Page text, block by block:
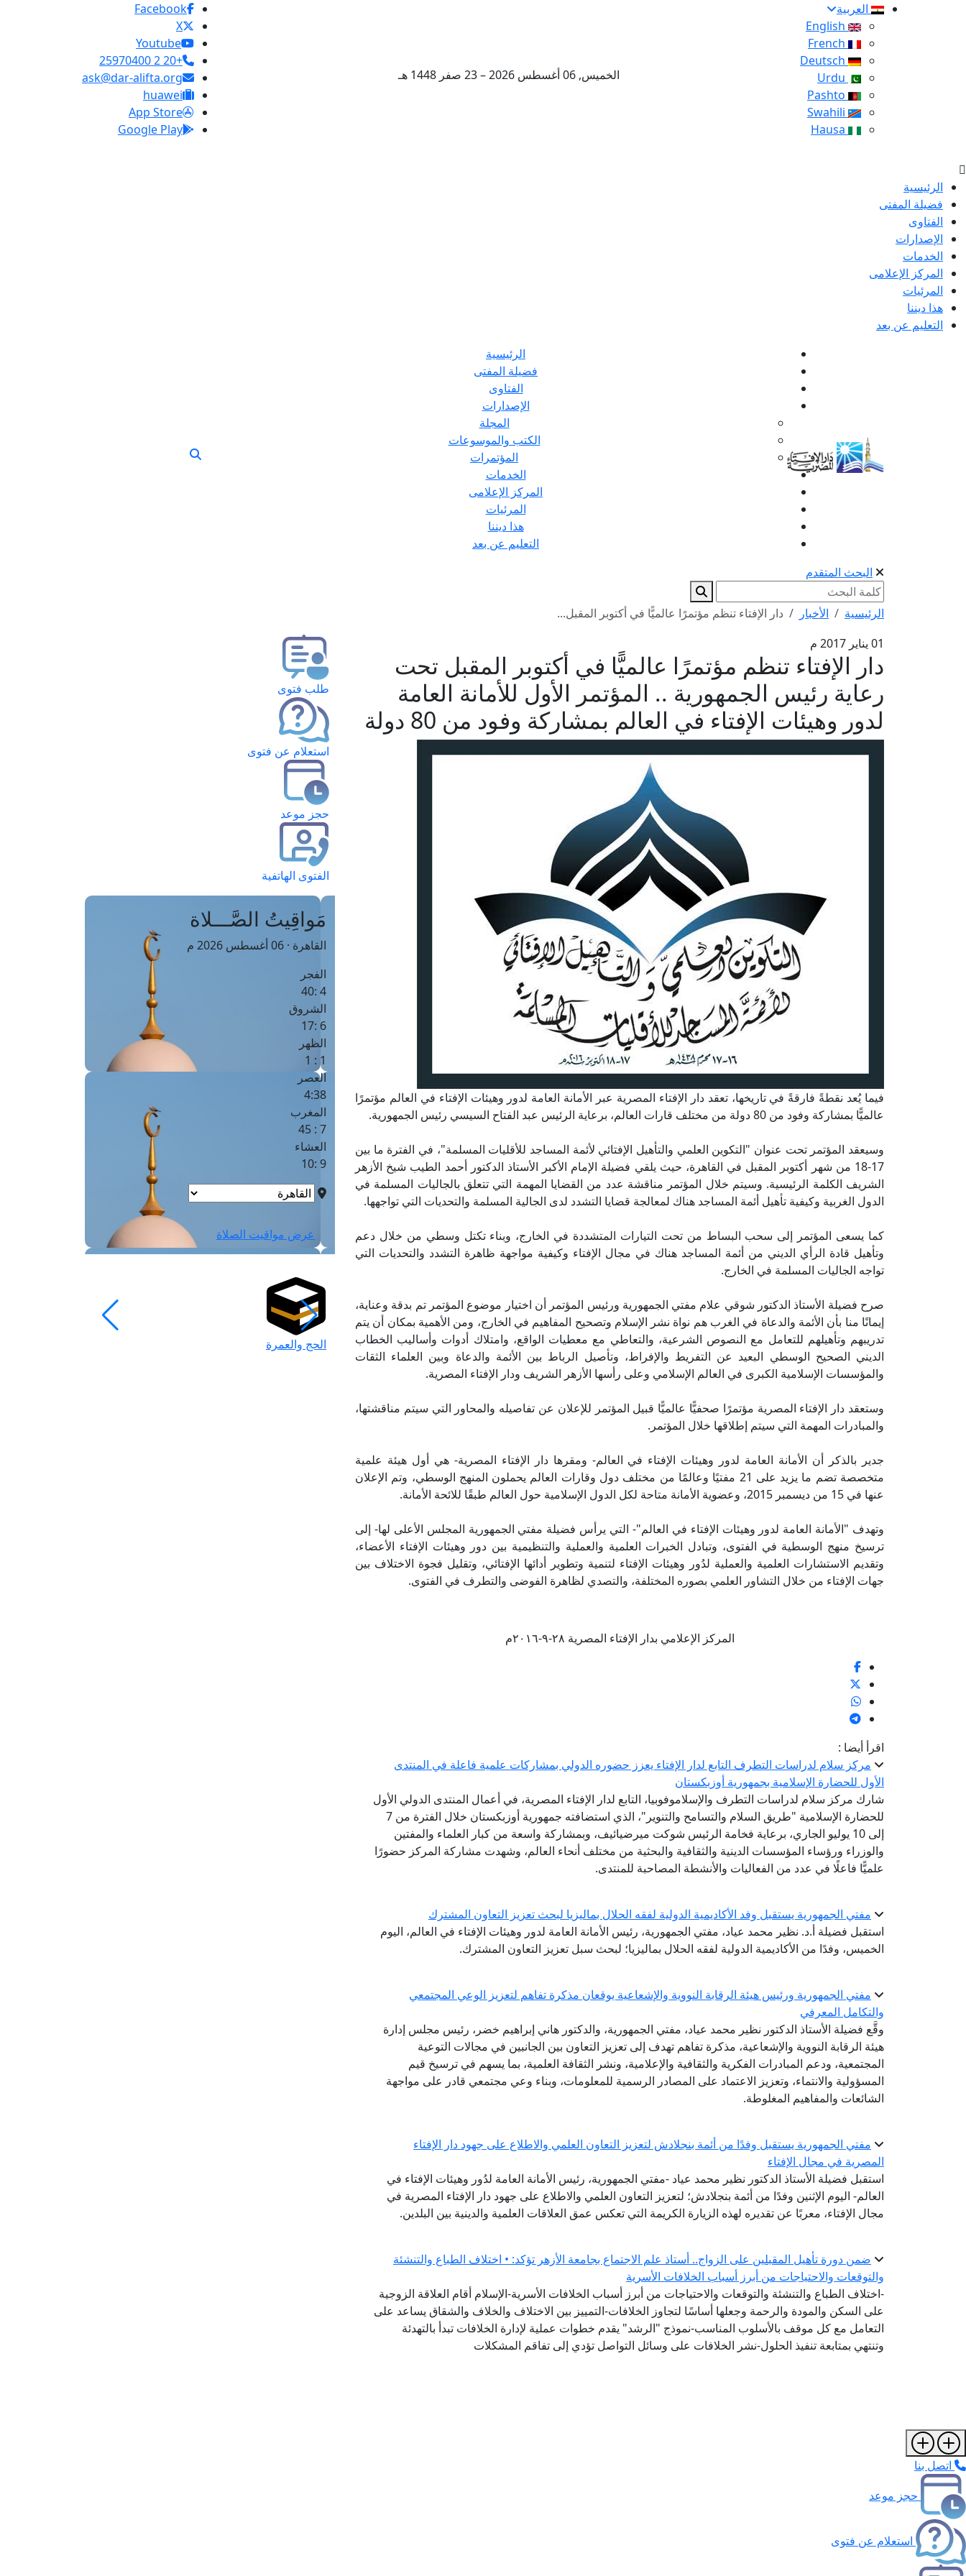
العربية
الخميس, 06 أغسطس 2026 – 23 صفر 1448 هـ
Facebook
X
Youtube
+20 2 25970400
ask@dar-alifta.org
huawei
App Store
Google Play
الرئيسية
فضيلة المفتى
الفتاوى
الإصدارات
الخدمات
المركز الإعلامى
المرئيات
هذا ديننا
التعليم عن بعد
الرئيسية
فضيلة المفتى
الفتاوى
الإصدارات
المجلة
الكتب والموسوعات
المؤتمرات
الخدمات
المركز الإعلامى
المرئيات
هذا ديننا
التعليم عن بعد
البحث المتقدم
الرئيسية الأخبار
دار الإفتاء تنظم مؤتمرًا عالميًّا في أكتوبر المقبل...
01 يناير 2017 م
دار الإفتاء تنظم مؤتمرًا عالميًّا في أكتوبر المقبل تحت
رعاية رئيس الجمهورية .. المؤتمر الأول للأمانة العامة
لدور وهيئات الإفتاء في العالم بمشاركة وفود من 80 دولة
فيما يُعد نقطةً فارقةً في تاريخها، تعقد دار الإفتاء المصرية عبر الأمانة العامة لدور وهيئات الإفتاء في العالم مؤتمرًا
عالميًّا بمشاركة وفود من 80 دولة من مختلف قارات العالم، برعاية الرئيس عبد الفتاح السيسي رئيس الجمهورية.
وسيعقد المؤتمر تحت عنوان "التكوين العلمي والتأهيل الإفتائي لأئمة المساجد للأقليات المسلمة"، في الفترة ما بين
17-18 من شهر أكتوبر المقبل في القاهرة، حيث يلقي فضيلة الإمام الأكبر الأستاذ الدكتور أحمد الطيب شيخ الأزهر
الشريف الكلمة الرئيسية. وسيتم خلال المؤتمر مناقشة عدد من القضايا المهمة التي تتعلق بالجاليات المسلمة في
الدول الغربية وكيفية تأهيل أئمة المساجد هناك لمعالجة قضايا التشدد لدى الجالية المسلمة والتحديات التي تواجهها.
كما يسعى المؤتمر إلى سحب البساط من تحت التيارات المتشددة في الخارج، وبناء تكتل وسطي من خلال دعم
وتأهيل قادة الرأي الديني من أئمة المساجد هناك في مجال الإفتاء وكيفية مواجهة ظاهرة التشدد والتحديات التي
تواجه الجاليات المسلمة في الخارج.
صرح فضيلة الأستاذ الدكتور شوقي علام مفتي الجمهورية ورئيس المؤتمر أن اختيار موضوع المؤتمر تم بدقة وعناية،
إيمانًا منا بأن الأئمة والدعاة في الغرب هم نواة نشر الإسلام وتصحيح المفاهيم في الخارج، ومن الأهمية بمكان أن يتم
تدريبهم وتأهيلهم للتعامل مع النصوص الشرعية، والتعاطي مع معطيات الواقع، وامتلاك أدوات وأساليب الخطاب
الديني الصحيح الوسطي البعيد عن التفريط والإفراط، وتأصيل الرباط بين الأئمة والدعاة وبين العلماء الثقات
والمؤسسات الإسلامية الكبرى في العالم الإسلامي وعلى رأسها الأزهر الشريف ودار الإفتاء المصرية.
وستعقد دار الإفتاء المصرية مؤتمرًا صحفيًّا عالميًّا قبيل المؤتمر للإعلان عن تفاصيله والمحاور التي سيتم مناقشتها،
والمبادرات المهمة التي سيتم إطلاقها خلال المؤتمر.
جدير بالذكر أن الأمانة العامة لدور وهيئات الإفتاء في العالم- ومقرها دار الإفتاء المصرية- هي أول هيئة علمية
متخصصة تضم ما يزيد على 21 مفتيًا وعالمًا من مختلف دول وقارات العالم يحملون المنهج الوسطي، وتم الإعلان
عنها في 15 من ديسمبر 2015، وعضوية الأمانة متاحة لكل الدول الإسلامية حول العالم طبقًا للائحة الأمانة.
وتهدف "الأمانة العامة لدور وهيئات الإفتاء في العالم"- التي يرأس فضيلة مفتي الجمهورية المجلس الأعلى لها- إلى
ترسيخ منهج الوسطية في الفتوى، وتبادل الخبرات العلمية والعملية والتنظيمية بين دور وهيئات الإفتاء الأعضاء،
وتقديم الاستشارات العلمية والعملية لدُور وهيئات الإفتاء لتنمية وتطوير أدائها الإفتائي، وتقليل فجوة الاختلاف بين
جهات الإفتاء من خلال التشاور العلمي بصوره المختلفة، والتصدي لظاهرة الفوضى والتطرف في الفتوى.
المركز الإعلامي بدار الإفتاء المصرية ٢٨-٩-٢٠١٦م
اقرأ أيضا :
مركز سلام لدراسات التطرف التابع لدار الإفتاء يعزز حضوره الدولي بمشاركات علمية فاعلة في المنتدى
الأول للحضارة الإسلامية بجمهورية أوزبكستان
شارك مركز سلام لدراسات التطرف والإسلاموفوبيا، التابع لدار الإفتاء المصرية، في أعمال المنتدى الدولي الأول
للحضارة الإسلامية "طريق السلام والتسامح والتنوير"، الذي استضافته جمهورية أوزبكستان خلال الفترة من 7
إلى 10 يوليو الجاري، برعاية فخامة الرئيس شوكت ميرضيائيف، وبمشاركة واسعة من كبار العلماء والمفتين
والوزراء ورؤساء المؤسسات الدينية والثقافية والبحثية من مختلف أنحاء العالم، وشهدت مشاركة المركز حضورًا
علميًّا فاعلًا في عدد من الفعاليات والأنشطة المصاحبة للمنتدى.
مفتي الجمهورية يستقبل وفد الأكاديمية الدولية لفقه الحلال بماليزيا لبحث تعزيز التعاون المشترك
استقبل فضيلة أ.د. نظير محمد عياد، مفتي الجمهورية، رئيس الأمانة العامة لدور وهيئات الإفتاء في العالم، اليوم
الخميس، وفدًا من الأكاديمية الدولية لفقه الحلال بماليزيا؛ لبحث سبل تعزيز التعاون المشترك.
مفتي الجمهورية ورئيس هيئة الرقابة النووية والإشعاعية يوقعان مذكرة تفاهم لتعزيز الوعي المجتمعي
والتكامل المعرفي
وقَّع فضيلة الأستاذ الدكتور نظير محمد عياد، مفتي الجمهورية، والدكتور هاني إبراهيم خضر، رئيس مجلس إدارة
هيئة الرقابة النووية والإشعاعية، مذكرة تفاهم تهدف إلى تعزيز التعاون بين الجانبين في مجالات التوعية
المجتمعية، ودعم المبادرات الفكرية والثقافية والإعلامية، ونشر الثقافة العلمية، بما يسهم في ترسيخ قيم
المسؤولية والانتماء، وتعزيز الاعتماد على المصادر الرسمية للمعلومات، وبناء وعي مجتمعي قادر على مواجهة
الشائعات والمفاهيم المغلوطة.
مفتي الجمهورية يستقبل وفدًا من أئمة بنجلادش لتعزيز التعاون العلمي والاطلاع على جهود دار الإفتاء
المصرية في مجال الإفتاء
استقبل فضيلة الأستاذ الدكتور نظير محمد عياد -مفتي الجمهورية، رئيس الأمانة العامة لدُور وهيئات الإفتاء في
العالم- اليوم الإثنين وفدًا من أئمة بنجلادش؛ لتعزيز التعاون العلمي والاطلاع على جهود دار الإفتاء المصرية في
مجال الإفتاء، معربًا عن تقديره لهذه الزيارة الكريمة التي تعكس عمق العلاقات العلمية والدينية بين البلدين.
ضمن دورة تأهيل المقبلين على الزواج.. أستاذ علم الاجتماع بجامعة الأزهر تؤكد: • اختلاف الطباع والتنشئة
والتوقعات والاحتياجات من أبرز أسباب الخلافات الأسرية
-اختلاف الطباع والتنشئة والتوقعات والاحتياجات من أبرز أسباب الخلافات الأسرية-الإسلام أقام العلاقة الزوجية
على السكن والمودة والرحمة وجعلها أساسًا لتجاوز الخلافات-التمييز بين الاختلاف والخلاف والشقاق يساعد على
التعامل مع كل موقف بالأسلوب المناسب-نموذج "الرشد" يقدم خطوات عملية لإدارة الخلافات تبدأ بالتهدئة
وتنتهي بمتابعة تنفيذ الحلول-نشر الخلافات على وسائل التواصل تؤدي إلى تفاقم المشكلات
طلب فتوى
استعلام عن فتوى
حجز موعد
الفتوى الهاتفية
مَواقِيتُ الصَّـــلاة
القاهرة · 06 أغسطس 2026 م
الفجر
4 :40
الشروق
6 :17
الظهر
1 : 1
العصر
4:38
المغرب
7 : 45
العشاء
9 :10
عرض مواقيت الصلاة
الحج والعمرة
اتصل بنا
حجز موعد
استعلام عن فتوى